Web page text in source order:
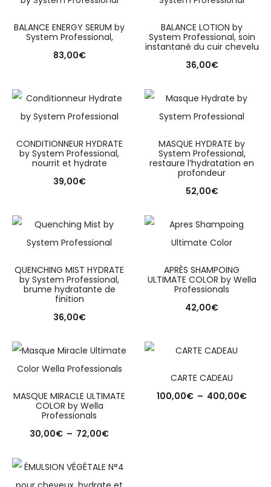
BALANCE ENERGY SERUM by
System Professional,
83,00€
BALANCE LOTION by
System Professional, soin
instantané du cuir chevelu
36,00€
CONDITIONNEUR HYDRATE
by System Professional,
nourrit et hydrate
39,00€
MASQUE HYDRATE by
System Professional,
restaure l’hydratation en
profondeur
52,00€
QUENCHING MIST HYDRATE
by System Professional,
brume hydratante de
finition
36,00€
APRÈS SHAMPOING
ULTIMATE COLOR by Wella
Professionals
42,00€
MASQUE MIRACLE ULTIMATE
COLOR by Wella
Professionals
30,00€ – 72,00€
CARTE CADEAU
100,00€ – 400,00€